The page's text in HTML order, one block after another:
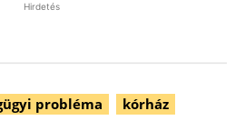
Hirdetés
probléma
kórház